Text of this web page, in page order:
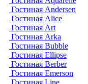
Гостиная Andersen
Гостиная Alice
Гостиная Art
Гостиная Arka
Гостиная Bubble
Гостиная Ellipse
Гостиная Berber
Гостиная Emerson
Гостиная Line